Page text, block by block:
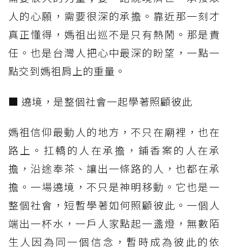
人的心願，需要很深的承擔。靠近那一刻才
真正懂得，媽祖出巡不是只有熱鬧。那是責
任。也是台灣人把心中最深的盼望，一點一
點交到媽祖肩上的重量。
■ 遶境，是整個社會一起學著照顧彼此
媽祖信仰最動人的地方，不只在廟裡，也在
路上。扛轎的人在承擔，鋪香案的人在承
擔，沿途奉茶、讓出一條路的人，也都在承
擔。一場遶境，不只是神明移動。它也是一
整個社會，短暫學著如何照顧彼此。一個人
端出一杯水，一戶人家點起一盞燈，無數陌
生人因為同一個信念，暫時成為彼此的依